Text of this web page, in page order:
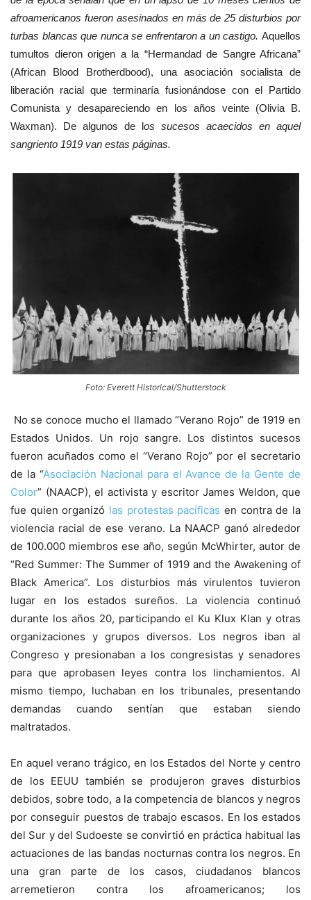
afroamericanos fueron asesinados en más de 25 disturbios por
turbas blancas que nunca se enfrentaron a un castigo. Aquellos
tumultos dieron origen a la “Hermandad de Sangre Africana”
(African Blood Brotherdbood), una asociación socialista de
liberación racial que terminaría fusionándose con el Partido
Comunista y desapareciendo en los años veinte (Olivia B.
Waxman). De algunos de los sucesos acaecidos en aquel
sangriento 1919 van estas páginas.
Foto: Everett Historical/Shutterstock
No se conoce mucho el llamado “Verano Rojo” de 1919 en
Estados Unidos. Un rojo sangre. Los distintos sucesos
fueron acuñados como el “Verano Rojo” por el secretario
de la “Asociación Nacional para el Avance de la Gente de
Color” (NAACP), el activista y escritor James Weldon, que
fue quien organizó las protestas pacíficas en contra de la
violencia racial de ese verano. La NAACP ganó alrededor
de 100.000 miembros ese año, según McWhirter, autor de
“Red Summer: The Summer of 1919 and the Awakening of
Black America”. Los disturbios más virulentos tuvieron
lugar en los estados sureños. La violencia continuó
durante los años 20, participando el Ku Klux Klan y otras
organizaciones y grupos diversos. Los negros iban al
Congreso y presionaban a los congresistas y senadores
para que aprobasen leyes contra los linchamientos. Al
mismo tiempo, luchaban en los tribunales, presentando
demandas cuando sentían que estaban siendo
maltratados.
En aquel verano trágico, en los Estados del Norte y centro
de los EEUU también se produjeron graves disturbios
debidos, sobre todo, a la competencia de blancos y negros
por conseguir puestos de trabajo escasos. En los estados
del Sur y del Sudoeste se convirtió en práctica habitual las
actuaciones de las bandas nocturnas contra los negros. En
una gran parte de los casos, ciudadanos blancos
arremetieron contra los afroamericanos; los